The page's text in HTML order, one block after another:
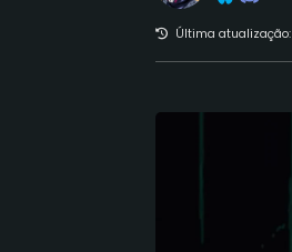
Última atualização: